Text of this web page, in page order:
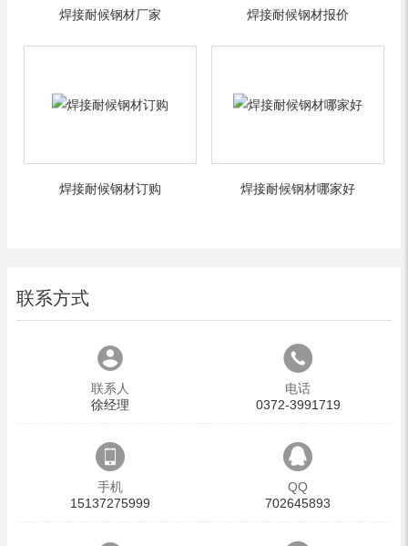
焊接耐候钢材厂家 焊接耐候钢材报价
焊接耐候钢材订购 焊接耐候钢材哪家好
联系方式
联系人
徐经理
电话
0372-3991719
手机
15137275999
QQ
702645893